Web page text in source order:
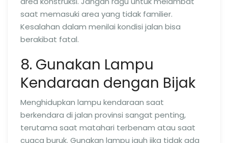
saat memasuki area yang tidak familier.
Kesalahan dalam menilai kondisi jalan bisa
berakibat fatal.
8. Gunakan Lampu
Kendaraan dengan Bijak
Menghidupkan lampu kendaraan saat
berkendara di jalan provinsi sangat penting,
terutama saat matahari terbenam atau saat
cuaca buruk. Gunakan lampu jauh jika tidak ada